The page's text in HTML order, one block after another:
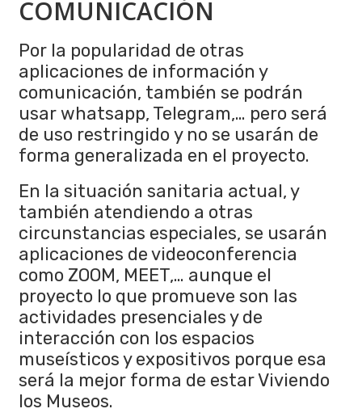
COMUNICACIÓN
Por la popularidad de otras
aplicaciones de información y
comunicación, también se podrán
usar whatsapp, Telegram,… pero será
de uso restringido y no se usarán de
forma generalizada en el proyecto.
En la situación sanitaria actual, y
también atendiendo a otras
circunstancias especiales, se usarán
aplicaciones de videoconferencia
como ZOOM, MEET,… aunque el
proyecto lo que promueve son las
actividades presenciales y de
interacción con los espacios
museísticos y expositivos porque esa
será la mejor forma de estar Viviendo
los Museos.